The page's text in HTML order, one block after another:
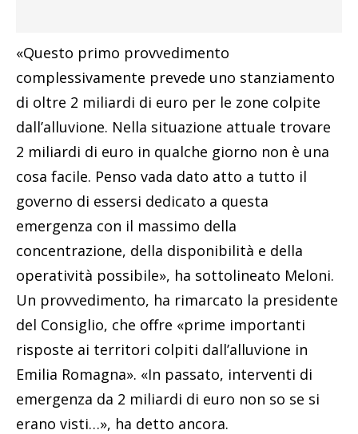
«Questo primo provvedimento
complessivamente prevede uno stanziamento
di oltre 2 miliardi di euro per le zone colpite
dall’alluvione. Nella situazione attuale trovare
2 miliardi di euro in qualche giorno non è una
cosa facile. Penso vada dato atto a tutto il
governo di essersi dedicato a questa
emergenza con il massimo della
concentrazione, della disponibilità e della
operatività possibile», ha sottolineato Meloni.
Un provvedimento, ha rimarcato la presidente
del Consiglio, che offre «prime importanti
risposte ai territori colpiti dall’alluvione in
Emilia Romagna». «In passato, interventi di
emergenza da 2 miliardi di euro non so se si
erano visti…», ha detto ancora.